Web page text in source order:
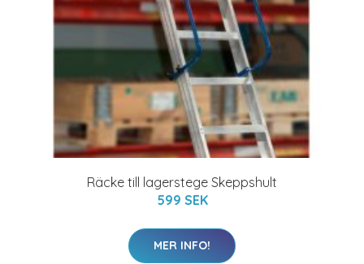
Räcke till lagerstege Skeppshult
599 SEK
MER INFO!